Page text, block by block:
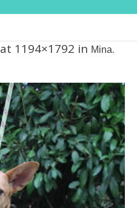
at 1194×1792 in Mina.